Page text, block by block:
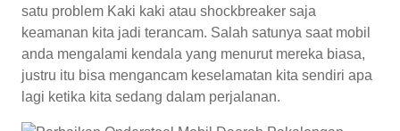
satu problem Kaki kaki atau shockbreaker saja
keamanan kita jadi terancam. Salah satunya saat mobil
anda mengalami kendala yang menurut mereka biasa,
justru itu bisa mengancam keselamatan kita sendiri apa
lagi ketika kita sedang dalam perjalanan.